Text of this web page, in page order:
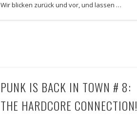
Wir blicken zurück und vor, und lassen …
PUNK IS BACK IN TOWN # 8:
THE HARDCORE CONNECTION!